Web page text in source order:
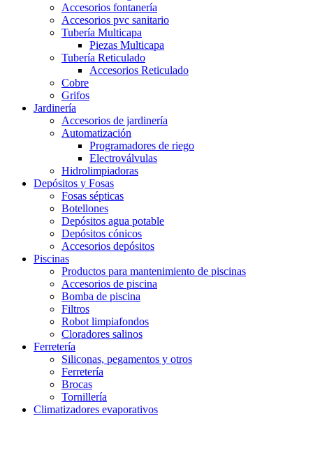
Accesorios fontanería
Accesorios pvc sanitario
Tubería Multicapa
Piezas Multicapa
Tubería Reticulado
Accesorios Reticulado
Cobre
Grifos
Jardinería
Accesorios de jardinería
Automatización
Programadores de riego
Electroválvulas
Hidrolimpiadoras
Depósitos y Fosas
Fosas sépticas
Botellones
Depósitos agua potable
Depósitos cónicos
Accesorios depósitos
Piscinas
Productos para mantenimiento de piscinas
Accesorios de piscina
Bomba de piscina
Filtros
Robot limpiafondos
Cloradores salinos
Ferretería
Siliconas, pegamentos y otros
Ferretería
Brocas
Tornillería
Climatizadores evaporativos